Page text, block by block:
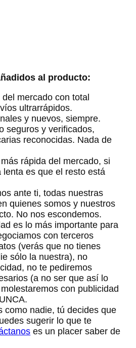
al producto:
mercado con total
ultrarrápidos.
y nuevos, siempre.
seguros y verificados,
reconocidas. Nada de
rápida del mercado, si
lenta es que el resto está
ante ti, todas nuestras
quienes somos y nuestros
No nos escondemos.
es lo más importante para
con terceros
(verás que no tienes
sólo la nuestra), no
no te pediremos
(a no ser que así lo
con publicidad
como nadie, tú decides que
sugerir lo que te
es un placer saber de